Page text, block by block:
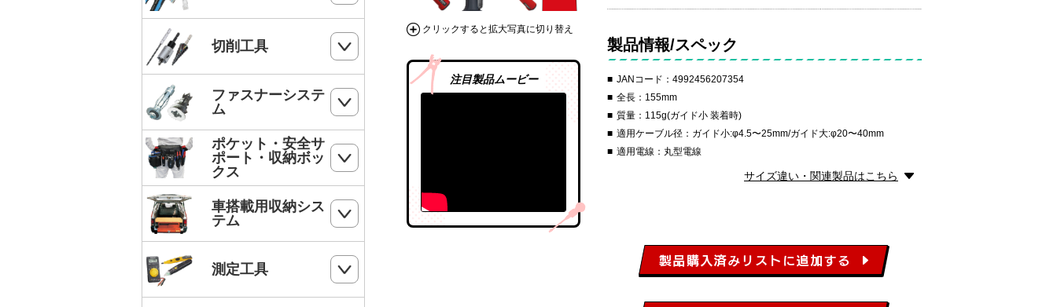
クリックすると拡大写真に切り替え
注目製品ムービー
製品情報/スペック
JANコード：4992456207354
全長：155mm
質量：115g(ガイド小 装着時)
適用ケーブル径：ガイド小:φ4.5〜25mm/ガイド大:φ20〜40mm
適用電線：丸型電線
サイズ違い・関連製品はこちら
ジョイントライン
スーパーカーボン
スーパースネーク
スーパーイエロー
バケットランナー
SHランナー
ケーブルキャッチャー
ケーブルグリップ
ストリッパー
電工ペンチ
カッター
電工ナイフ
電工レンチ/ダクトレンチハンマー
電気工事用鋏
鋸
ペンチ
モジュラー圧着工具
LANケーブルストリッパー
モジュラープラグ
モジュラープラグカバー
LANツールキット
パンチダウンツール
切削工具
ドリル
DPドリル
ホールソー
ステップドリル・テーパードリル
ホールソー・ステップドリルセット
油圧フリーパンチ
ファスナーシステ
ム
コンクリート・ALC用プラグ
ボードリベッター
ボードプラグ
ポケット・安全サ
ポート・収納ボッ
クス
フルハーネス
柱上安全帯用ベルト
幅広柱上安全帯用ベルト
車搭載用収納シス
テム
フロアーキャビネット
測定工具